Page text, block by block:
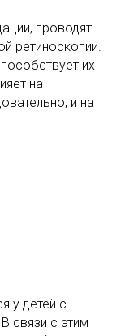
проводят
ретиноскопии.
их
на
и на
у детей с
связи с этим